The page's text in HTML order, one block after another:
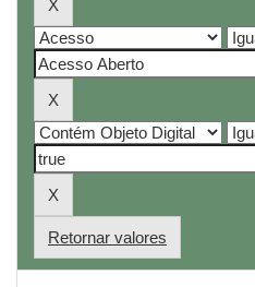
Retornar valores